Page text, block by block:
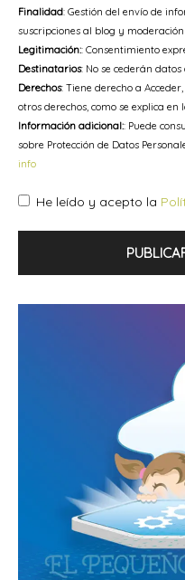
Finalidad: Gestión del envío de
suscripciones al blog y
Legitimación:: Consentimiento
Destinatarios: No se cederán
Derechos: Tiene derecho a
otros derechos, como se explica
Información adicional:: Puede
sobre Protección de Datos
info
He leído y acepto la